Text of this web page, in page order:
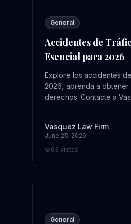
General
Accidentes de
Esencial para 2026
Explore los accidentes
2026, aprenda a
derechos. Contacte a
Vasquez Law Firm
June 25, 2026
63 vistas
Demanda por Accidentes
General